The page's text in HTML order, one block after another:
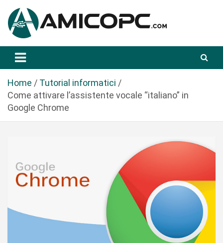
a
Amicopc.com
Home
Tutorial informatici
Come attivare l’assistente vocale “italiano” in
Google Chrome